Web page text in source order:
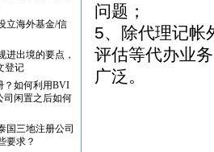
立海外基金/信
进出境的要点，
登记
？如何利用BVI
司闲置之后如何
国三地注册公司
要求？
问题；
5、除代理记帐
评估等代办业
广泛。